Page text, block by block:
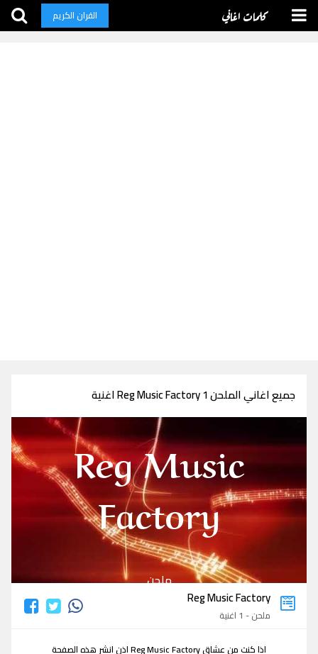
كلمات اغاني القران الكريم
جميع اغاني الملحن Reg Music Factory 1 اغنية
Reg Music
Factory
ملحن
Reg Music Factory
ملحن - 1 اغنية
اذا كنت من عشاق Reg Music Factory اذن انشر هذه الصفحة